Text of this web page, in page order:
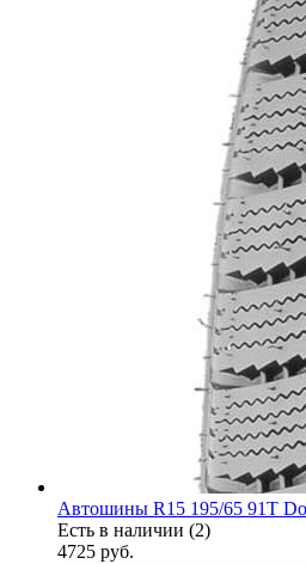
Автошины R15 195/65 91T
Есть в наличии (2)
4725 руб.